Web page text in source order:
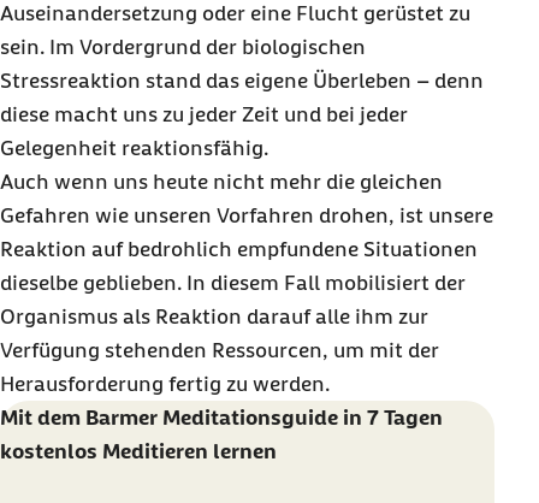
Auseinandersetzung oder eine Flucht gerüstet zu
sein. Im Vordergrund der biologischen
Stressreaktion stand das eigene Überleben – denn
diese macht uns zu jeder Zeit und bei jeder
Gelegenheit reaktionsfähig.
Auch wenn uns heute nicht mehr die gleichen
Gefahren wie unseren Vorfahren drohen, ist unsere
Reaktion auf bedrohlich empfundene Situationen
dieselbe geblieben. In diesem Fall mobilisiert der
Organismus als Reaktion darauf alle ihm zur
Verfügung stehenden Ressourcen, um mit der
Herausforderung fertig zu werden.
Mit dem Barmer Meditationsguide in 7 Tagen
kostenlos Meditieren lernen